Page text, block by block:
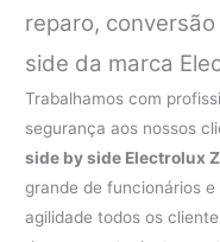
reparo,
side da marca
Trabalhamos com
segurança aos nossos
side by side Electrolux
grande de funcionários
agilidade todos os